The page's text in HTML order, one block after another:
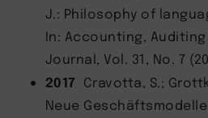
J.: Philosophy of
In: Accounting,
Journal, Vol. 31, No. 7
2017 Cravotta, S.;
Neue